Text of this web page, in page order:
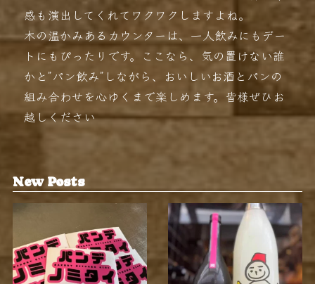
感も演出してくれてワクワクしますよね。
木の温かみあるカウンターは、一人飲みにもデー
トにもぴったりです。ここなら、気の置けない誰
かと”パン飲み”しながら、おいしいお酒とパンの
組み合わせを心ゆくまで楽しめます。皆様ぜひお
越しください️
New Posts